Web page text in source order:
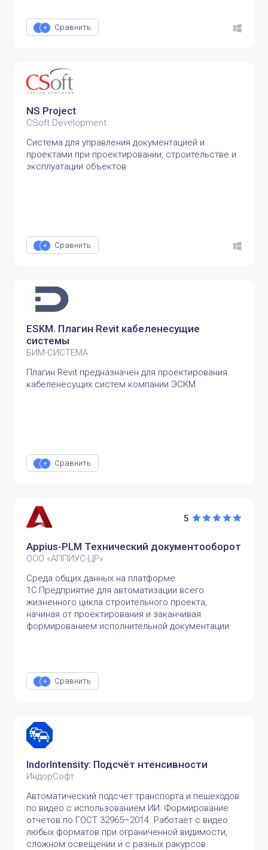
Сравнить
NS Project
CSoft Development
Система для управления документацией и
проектами при проектировании, строительстве и
эксплуатации объектов
Сравнить
ESKM. Плагин Revit кабеленесущие
системы
БИМ-СИСТЕМА
Плагин Revit предназначен для проектирования
кабеленесущих систем компании ЭСКМ
Сравнить
5
Appius-PLM Технический документооборот
ООО «АППИУС-ЦР»
Среда общих данных на платформе
1С:Предприятие для автоматизации всего
жизненного цикла строительного проекта,
начиная от проектирования и заканчивая
формированием исполнительной документации
Сравнить
IndorIntensity: Подсчёт нтенсивности
ИндорСофт
Автоматический подсчёт транспорта и пешеходов
по видео с использованием ИИ. Формирование
отчётов по ГОСТ 32965–2014. Работает с видео
любых форматов при ограниченной видимости,
сложном освещении и с разных ракурсов.